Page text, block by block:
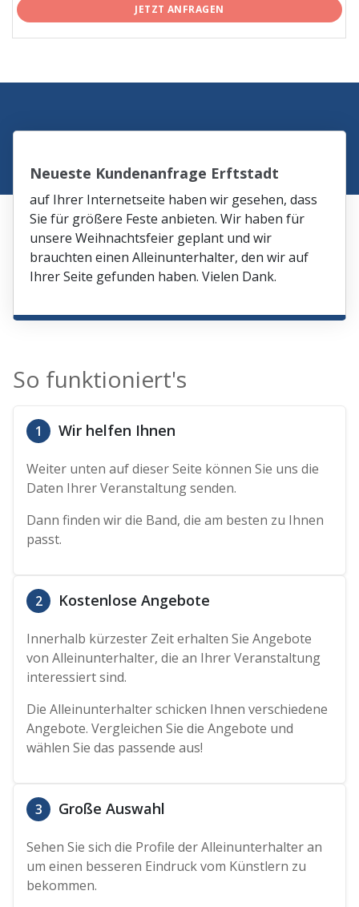
JETZT ANFRAGEN
Neueste Kundenanfrage Erftstadt
auf Ihrer Internetseite haben wir gesehen, dass
Sie für größere Feste anbieten. Wir haben für
unsere Weihnachtsfeier geplant und wir
brauchten einen Alleinunterhalter, den wir auf
Ihrer Seite gefunden haben. Vielen Dank.
So funktioniert's
1 Wir helfen Ihnen
Weiter unten auf dieser Seite können Sie uns die
Daten Ihrer Veranstaltung senden.
Dann finden wir die Band, die am besten zu Ihnen
passt.
2 Kostenlose Angebote
Innerhalb kürzester Zeit erhalten Sie Angebote
von Alleinunterhalter, die an Ihrer Veranstaltung
interessiert sind.
Die Alleinunterhalter schicken Ihnen verschiedene
Angebote. Vergleichen Sie die Angebote und
wählen Sie das passende aus!
3 Große Auswahl
Sehen Sie sich die Profile der Alleinunterhalter an
um einen besseren Eindruck vom Künstlern zu
bekommen.